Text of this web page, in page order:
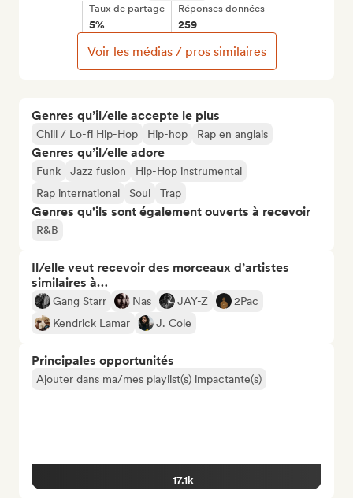
Genres qu’il/elle accepte le plus
Chill / Lo-fi Hip-Hop Hip-hop Rap en anglais
Genres qu’il/elle adore
Funk Jazz fusion
Hip-Hop instrumental
Rap international
Soul Trap
Genres qu'ils sont également ouverts à recevoir
R&B
Il/elle veut recevoir des morceaux d’artistes
similaires à…
Gang Starr Nas JAY-Z
2Pac
Kendrick Lamar
J. Cole
Principales opportunités
Ajouter dans ma/mes playlist(s) impactante(s)
17.1k
Taux de partage
5%
Réponses données
259
Voir les médias / pros similaires